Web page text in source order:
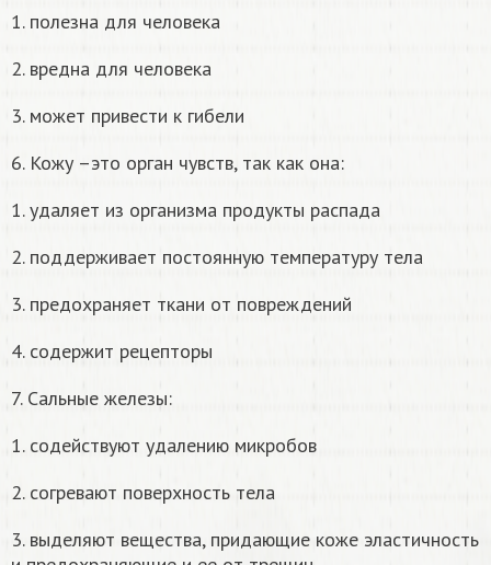
1. полезна для человека
2. вредна для человека
3. может привести к гибели
6. Кожу –это орган чувств, так как она:
1. удаляет из организма продукты распада
2. поддерживает постоянную температуру тела
3. предохраняет ткани от повреждений
4. содержит рецепторы
7. Сальные железы:
1. содействуют удалению микробов
2. согревают поверхность тела
3. выделяют вещества, придающие коже эластичность